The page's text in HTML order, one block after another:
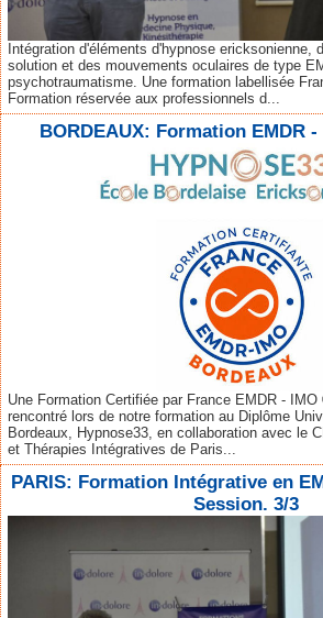
Intégration d'éléments d'hypnose ericksonienne,
solution et des mouvements oculaires de type
psychotraumatisme. Une formation labellisée
Formation réservée aux professionnels d...
BORDEAUX: Formation EMDR
Une Formation Certifiée par France EMDR -
rencontré lors de notre formation au Diplôme
Bordeaux, Hypnose33, en collaboration avec le
et Thérapies Intégratives de Paris...
PARIS: Formation Intégrative en
Session. 3/3